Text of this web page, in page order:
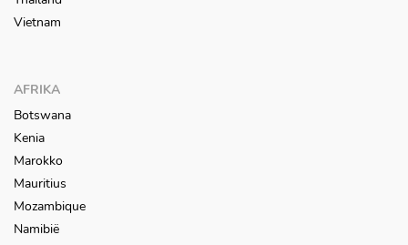
Vietnam
AFRIKA
Botswana
Kenia
Marokko
Mauritius
Mozambique
Namibië